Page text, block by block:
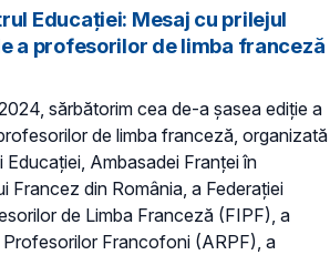
Educației: Mesaj cu prilejul
a profesorilor de limba franceză
sărbătorim cea de-a șasea ediție a
de limba franceză, organizată
Educației, Ambasadei Franței în
Francez din România, a Federației
de Limba Franceză (FIPF), a
Francofoni (ARPF), a